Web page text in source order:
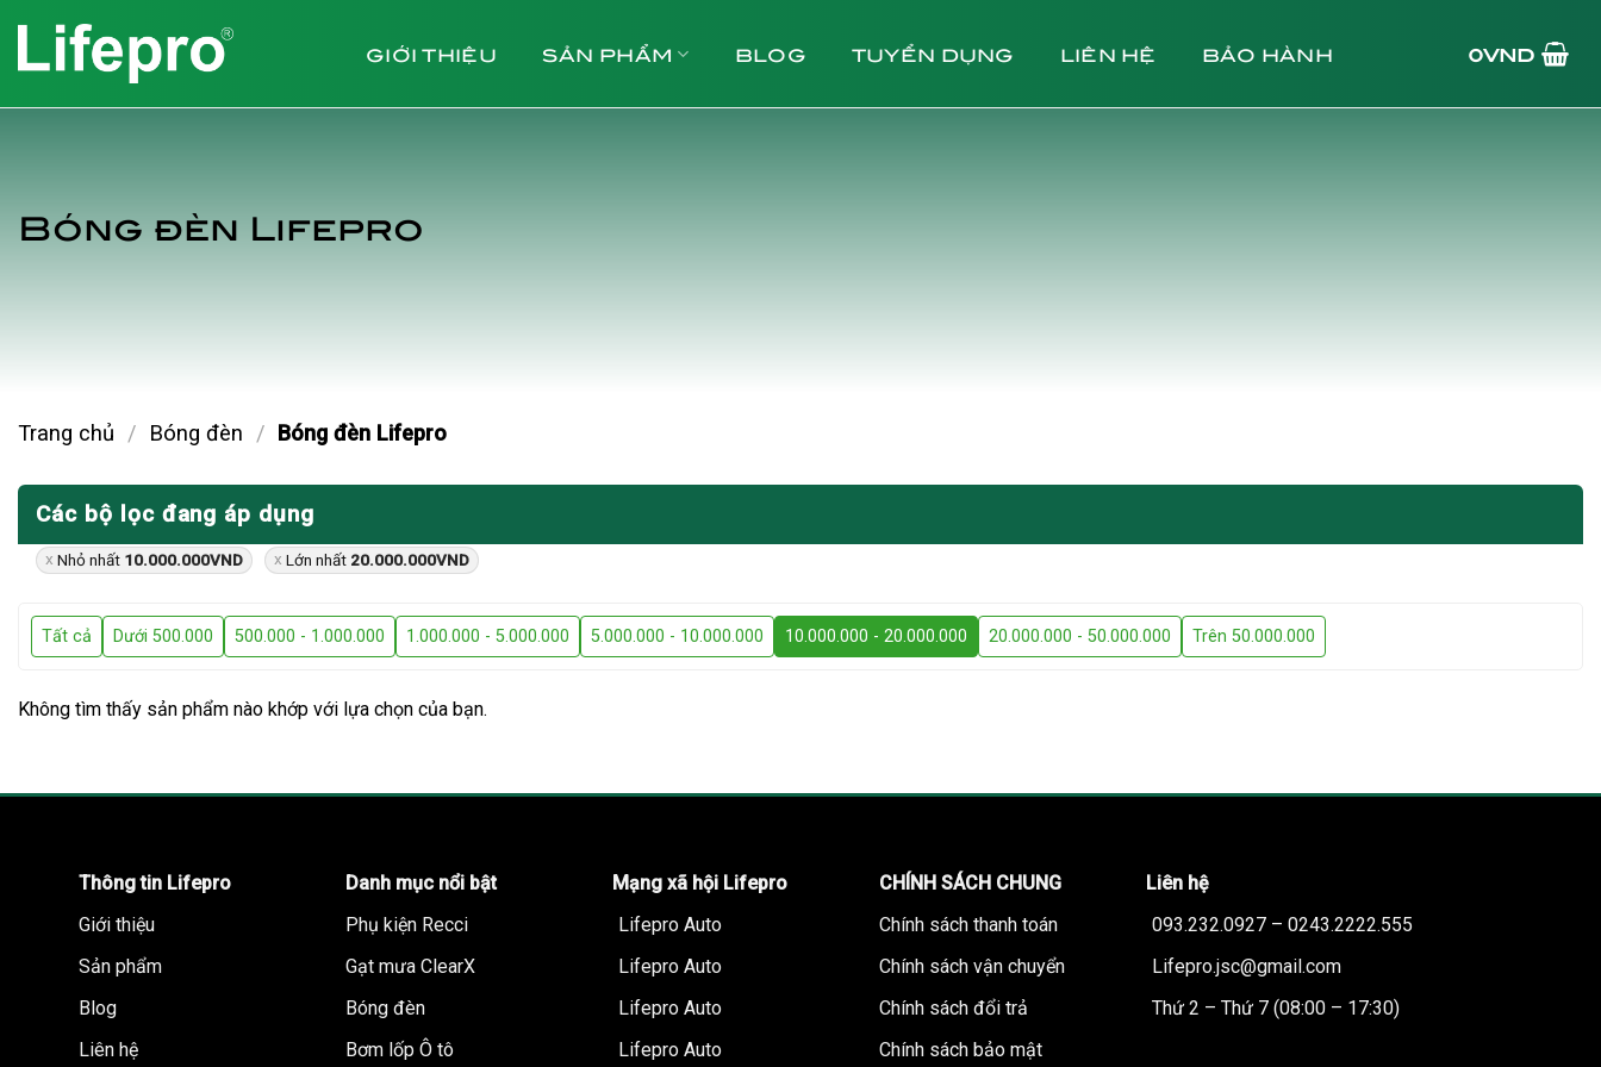
nội
dung
GIỚI THIỆU SẢN PHẨM BLOG TUYỂN DỤNG LIÊN HỆ BẢO HÀNH 0VND
Bóng đèn Lifepro
Trang chủ / Bóng đèn / Bóng đèn Lifepro
Các bộ lọc đang áp dụng
Nhỏ nhất 10.000.000VND Lớn nhất 20.000.000VND
Tất cả Dưới 500.000 500.000 - 1.000.000 1.000.000 - 5.000.000 5.000.000 - 10.000.000 10.000.000 - 20.000.000 20.000.000 - 50.000.000 Trên 50.000.000
Không tìm thấy sản phẩm nào khớp với lựa chọn của bạn.
Thông tin Lifepro
Giới thiệu
Sản phẩm
Blog
Liên hệ
Danh mục nổi bật
Phụ kiện Recci
Gạt mưa ClearX
Bóng đèn
Bơm lốp Ô tô
Mạng xã hội Lifepro
Lifepro Auto
Lifepro Auto
Lifepro Auto
Lifepro Auto
CHÍNH SÁCH CHUNG
Chính sách thanh toán
Chính sách vận chuyển
Chính sách đổi trả
Chính sách bảo mật
Liên hệ
093.232.0927 – 0243.2222.555
Lifepro.jsc@gmail.com
Thứ 2 – Thứ 7 (08:00 – 17:30)